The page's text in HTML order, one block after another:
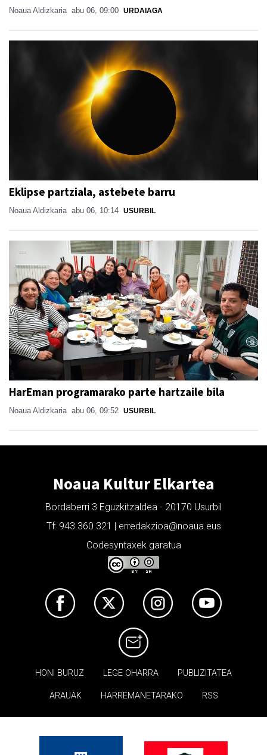
Noaua Aldizkaria abu 06, 09:00 URDAIAGA
Eklipse partziala, astebete barru
Noaua Aldizkaria abu 06, 10:14 USURBIL
HarEman programarako parte hartzaile bila
Noaua Aldizkaria abu 06, 09:52 USURBIL
Noaua Kultur Elkartea
Bordaberri 3 Eguzkitzaldea - 20170 Usurbil
Tf: 943 360 321 | erredakzioa@noaua.eus
Codesyntaxek garatua
HONI BURUZ LEGE OHARRA PUBLIZITATEA
ARAUAK HARREMANETARAKO RSS